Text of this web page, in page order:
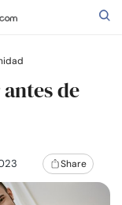
de
Share